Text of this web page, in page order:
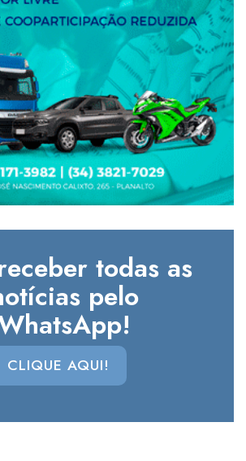
todas as
pelo
CLIQUE AQUI!